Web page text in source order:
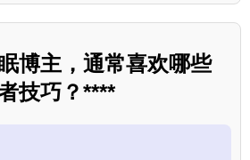
博主，通常喜欢哪些
技巧？****